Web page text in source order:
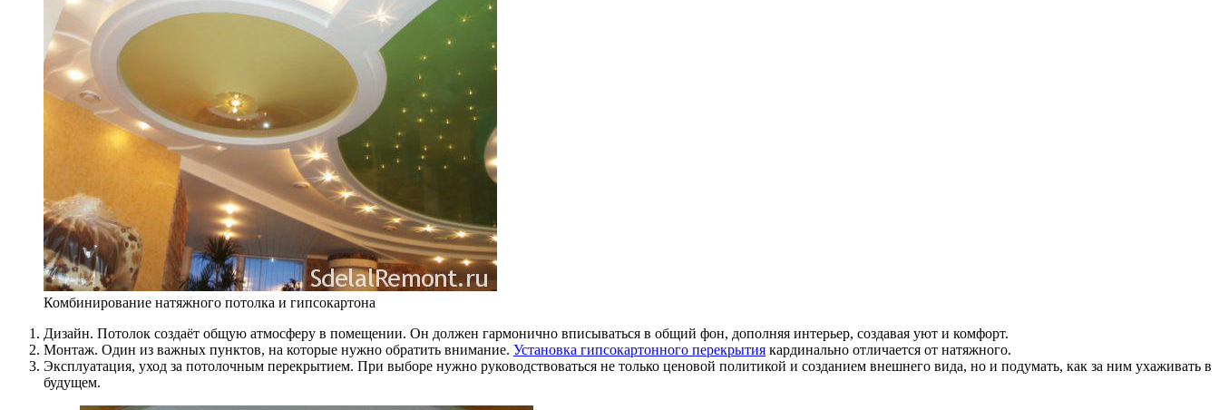
Комбинирование натяжного потолка и гипсокартона
Дизайн. Потолок создаёт общую атмосферу в помещении. Он должен гармонично вписываться в общий фон, дополняя интерьер, создавая уют и комфорт.
Монтаж. Один из важных пунктов, на которые нужно обратить внимание. Установка гипсокартонного перекрытия кардинально отличается от натяжного.
Эксплуатация, уход за потолочным перекрытием. При выборе нужно руководствоваться не только ценовой политикой и созданием внешнего вида, но и подумать, как за ним ухаживать в
будущем.